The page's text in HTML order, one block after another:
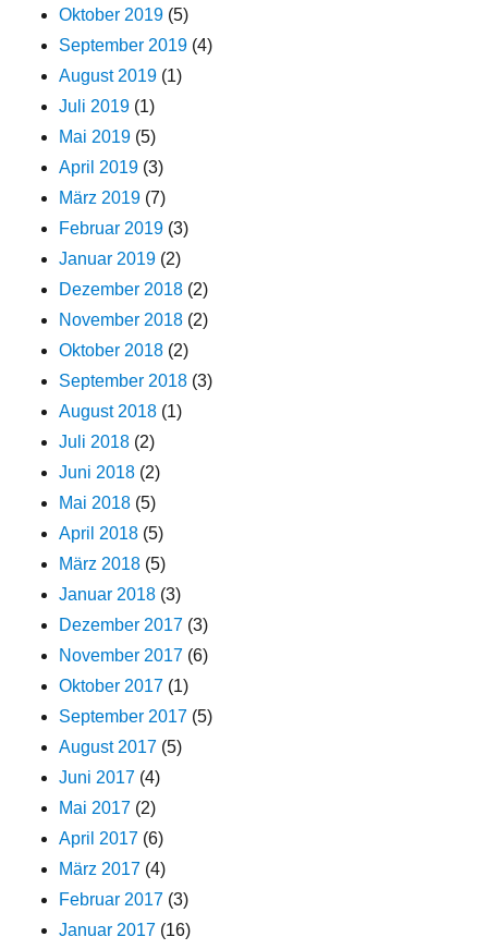
Oktober 2019 (5)
September 2019 (4)
August 2019 (1)
Juli 2019 (1)
Mai 2019 (5)
April 2019 (3)
März 2019 (7)
Februar 2019 (3)
Januar 2019 (2)
Dezember 2018 (2)
November 2018 (2)
Oktober 2018 (2)
September 2018 (3)
August 2018 (1)
Juli 2018 (2)
Juni 2018 (2)
Mai 2018 (5)
April 2018 (5)
März 2018 (5)
Januar 2018 (3)
Dezember 2017 (3)
November 2017 (6)
Oktober 2017 (1)
September 2017 (5)
August 2017 (5)
Juni 2017 (4)
Mai 2017 (2)
April 2017 (6)
März 2017 (4)
Februar 2017 (3)
Januar 2017 (16)